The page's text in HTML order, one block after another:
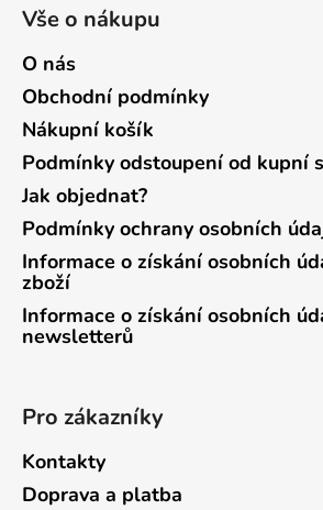
Vše o nákupu
O nás
Obchodní podmínky
Nákupní košík
Podmínky odstoupení od kupní
Jak objednat?
Podmínky ochrany osobních
Informace o získání osobních
zboží
Informace o získání osobních
newsletterů
Pro zákazníky
Kontakty
Doprava a platba